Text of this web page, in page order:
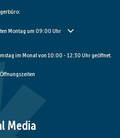
oder Schließzeiten auszublenden
Montag um 09:00 Uhr
im Monat von 10:00 - 12:30 Uhr geöffnet.
Media